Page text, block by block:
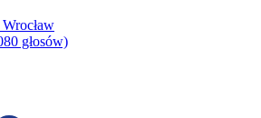
głosów)